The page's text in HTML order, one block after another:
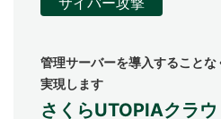
さくらUTOPIAクラ
管理サーバーを導入すること
実現します